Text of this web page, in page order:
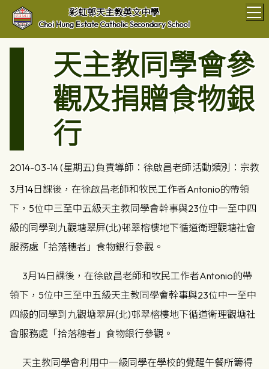
彩虹邨天主教英文中學
Choi Hung Estate Catholic Secondary School
天主教同學會參
觀及捐贈食物銀
行
2014-03-14 (星期五)負責導師：徐啟昌老師活動類別：宗教
3月14日課後，在徐啟昌老師和牧民工作者Antonio的帶領
下，5位中三至中五級天主教同學會幹事與23位中一至中四
級的同學到九觀塘翠屏(北)邨翠榕樓地下循道衛理觀塘社會
服務處「拾落穗者」食物銀行參觀。
3月14日課後，在徐啟昌老師和牧民工作者Antonio的帶
領下，5位中三至中五級天主教同學會幹事與23位中一至中
四級的同學到九觀塘翠屏(北)邨翠榕樓地下循道衛理觀塘社
會服務處「拾落穗者」食物銀行參觀。
天主教同學會利用中一級同學在學校的覺醒午餐所籌得